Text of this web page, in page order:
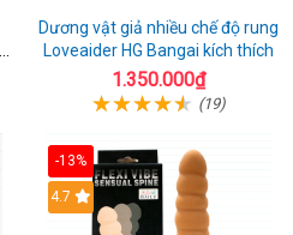
Dương vật giả nhiều chế độ rung
Loveaider HG Bangai kích thích
1.350.000₫
(19)
-13%
4.7